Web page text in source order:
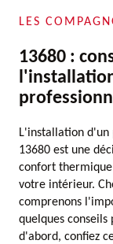
LES
13680 :
L'installation d'un
13680 est une
confort
votre intérieur.
comprenons
quelques
d'abord, confiez